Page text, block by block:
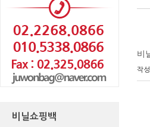
비닐쇼핑백
비
작